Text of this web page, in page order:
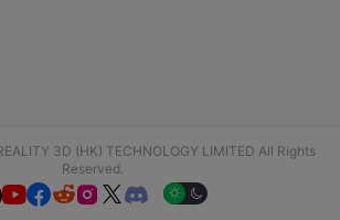
3D (HK) TECHNOLOGY LIMITED All Rights
Reserved.
  